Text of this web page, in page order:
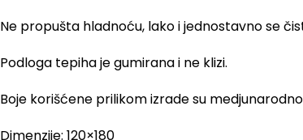
Ne propušta hladnoću, lako i jednostavno se
Podloga tepiha je gumirana i ne klizi.
Boje korišćene prilikom izrade su
Dimenzije: 120×180